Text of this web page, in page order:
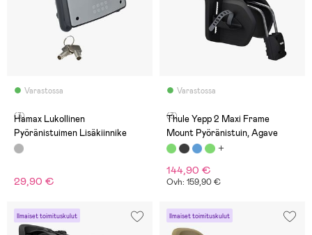
Varastossa
(3)
Hamax Lukollinen
Pyöränistuimen Lisäkiinnike
29,90 €
Varastossa
(3)
Thule Yepp 2 Maxi Frame
Mount Pyöränistuin, Agave
144,90 €
Ovh: 159,90 €
Ilmaiset toimituskulut Ilmaiset toimituskulut